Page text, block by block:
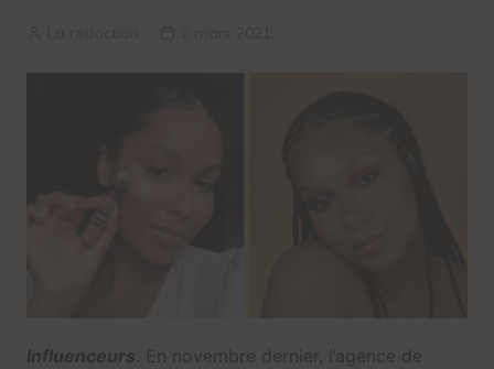
Influenceurs . En novembre dernier, l’agence de